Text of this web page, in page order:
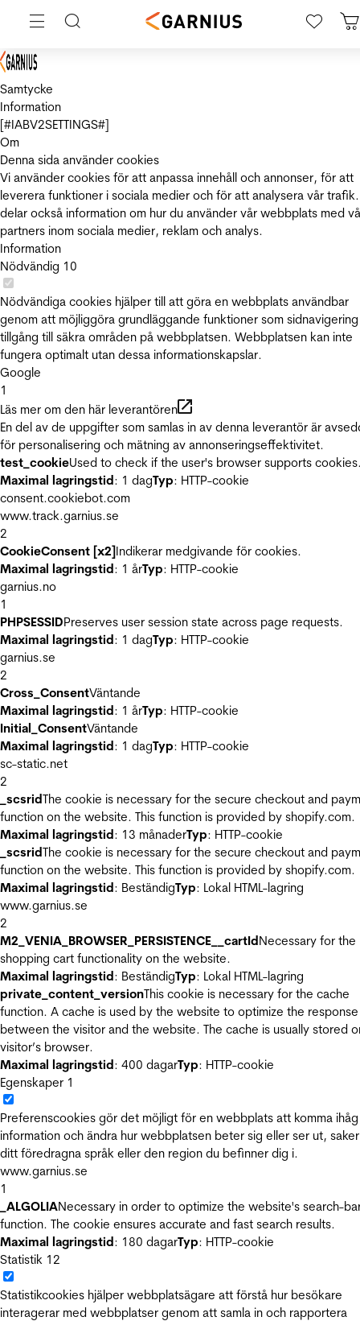
Samtycke
Information
[#IABV2SETTINGS#]
Om
Denna sida använder cookies
Vi använder cookies för att anpassa innehåll och annonser, för att
leverera funktioner i sociala medier och för att analysera vår
delar också information om hur du använder vår webbplats med
partners inom sociala medier, reklam och analys.
Information
Nödvändig 10
Nödvändiga cookies hjälper till att göra en webbplats användbar
genom att möjliggöra grundläggande funktioner som
tillgång till säkra områden på webbplatsen. Webbplatsen kan inte
fungera optimalt utan dessa informationskapslar.
Google
1
Läs mer om den här leverantören
En del av de uppgifter som samlas in av denna leverantör är
för personalisering och mätning av annonseringseffektivitet.
test_cookieUsed to check if the user's browser supports
Maximal lagringstid: 1 dagTyp: HTTP-cookie
consent.cookiebot.com
www.track.garnius.se
2
CookieConsent [x2]Indikerar medgivande för cookies.
Maximal lagringstid: 1 årTyp: HTTP-cookie
garnius.no
1
PHPSESSIDPreserves user session state across page requests.
Maximal lagringstid: 1 dagTyp: HTTP-cookie
garnius.se
2
Cross_ConsentVäntande
Maximal lagringstid: 1 årTyp: HTTP-cookie
Initial_ConsentVäntande
Maximal lagringstid: 1 dagTyp: HTTP-cookie
sc-static.net
2
_scsridThe cookie is necessary for the secure checkout and
function on the website. This function is provided by shopify.com.
Maximal lagringstid: 13 månaderTyp: HTTP-cookie
_scsridThe cookie is necessary for the secure checkout and
function on the website. This function is provided by shopify.com.
Maximal lagringstid: BeständigTyp: Lokal HTML-lagring
www.garnius.se
2
M2_VENIA_BROWSER_PERSISTENCE__cartIdNecessary for the
shopping cart functionality on the website.
Maximal lagringstid: BeständigTyp: Lokal HTML-lagring
private_content_versionThis cookie is necessary for the cache
function. A cache is used by the website to optimize the
between the visitor and the website. The cache is usually stored
visitor’s browser.
Maximal lagringstid: 400 dagarTyp: HTTP-cookie
Egenskaper 1
Preferenscookies gör det möjligt för en webbplats att komma ihåg
information och ändra hur webbplatsen beter sig eller ser ut,
ditt föredragna språk eller den region du befinner dig i.
www.garnius.se
1
_ALGOLIANecessary in order to optimize the website's search-
function. The cookie ensures accurate and fast search results.
Maximal lagringstid: 180 dagarTyp: HTTP-cookie
Statistik 12
Statistikcookies hjälper webbplatsägare att förstå hur besökare
interagerar med webbplatser genom att samla in och rapportera